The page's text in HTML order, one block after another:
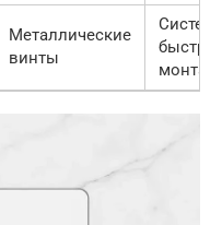
Металлические
винты